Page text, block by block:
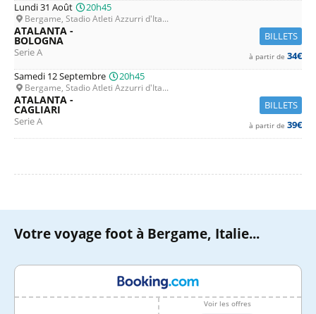
Lundi 31 Août
20h45
Bergame, Stadio Atleti Azzurri d'Ita...
BILLETS
ATALANTA -
BOLOGNA
Serie A à partir de 34€
Samedi 12 Septembre
20h45
Bergame, Stadio Atleti Azzurri d'Ita...
BILLETS
ATALANTA -
CAGLIARI
Serie A à partir de 39€
Votre voyage foot à Bergame, Italie...
Voir les offres